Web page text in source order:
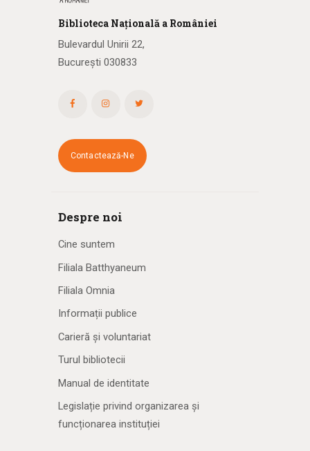
Biblioteca Națională a României
Bulevardul Unirii 22,
București 030833
Contactează-Ne
Despre noi
Cine suntem
Filiala Batthyaneum
Filiala Omnia
Informații publice
Carieră și voluntariat
Turul bibliotecii
Manual de identitate
Legislație privind organizarea și
funcționarea instituției